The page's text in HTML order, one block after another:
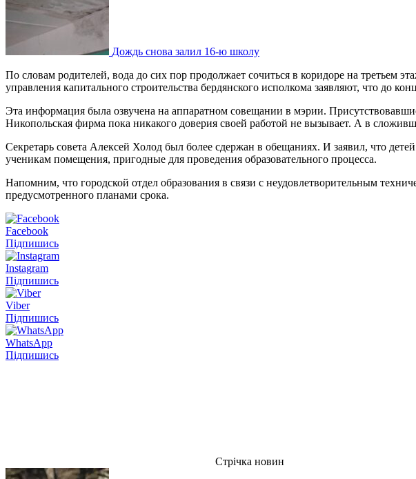
Дождь снова залил 16-ю школу
По словам родителей, вода до сих пор продолжает сочиться в коридоре на третьем
управления капитального строительства бердянского исполкома заявляют, что до
Эта информация была озвучена на аппаратном совещании в мэрии.
Никопольская фирма пока никакого доверия своей работой не вызывает. А в
Секретарь совета Алексей Холод был более сдержан в обещаниях. И заявил, что
ученикам помещения, пригодные для проведения образовательного процесса.
Напомним, что городской отдел образования в связи с неудовлетворительным
предусмотренного планами срока.
Facebook
Підпишись
Instagram
Підпишись
Viber
Підпишись
WhatsApp
Підпишись
Стрічка новин